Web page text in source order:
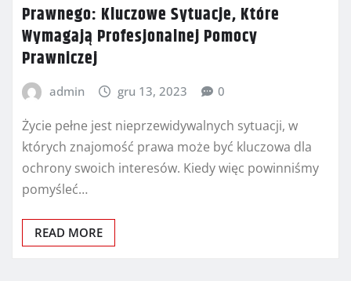
Prawnego: Kluczowe Sytuacje, Które
Wymagają Profesjonalnej Pomocy
Prawniczej
admin gru 13, 2023 0
Życie pełne jest nieprzewidywalnych sytuacji, w
których znajomość prawa może być kluczowa dla
ochrony swoich interesów. Kiedy więc powinniśmy
pomyśleć…
READ MORE